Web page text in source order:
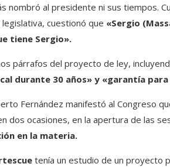
nombró al presidente ni sus tiempos.
cuestionó que «Sergio
tiene Sergio».
párrafos del proyecto de ley,
durante 30 años» y «garantía
Fernández manifestó al Congreso
dos ocasiones, en la apertura de las
en la materia.
tenía un estudio de un proyecto